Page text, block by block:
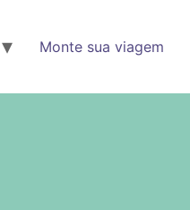
Monte sua viagem